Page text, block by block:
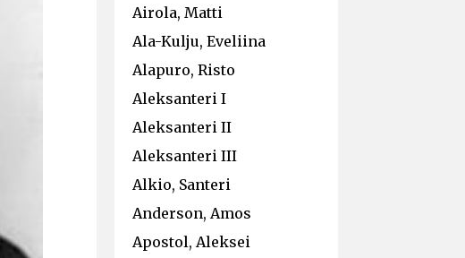
Airola, Matti
Ala-Kulju, Eveliina
Alapuro, Risto
Aleksanteri I
Aleksanteri II
Aleksanteri III
Alkio, Santeri
Anderson, Amos
Apostol, Aleksei